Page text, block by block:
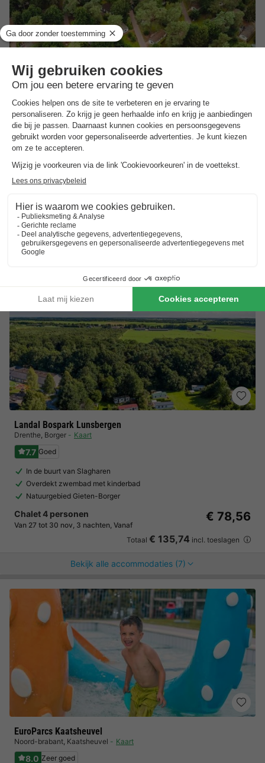
Landal Bospark De Schaapskooi
Gelderland,Wissel Kaart
7.3 Goed
Perfecte locatie midden in de Veluwse bossen
Rustig, autovrij en omringd door bomen
Chalet 4 personen
Van 27 tot 30 nov, 3 nachten, Vanaf
Totaal€ 153,14
Landal Bospark Lunsbergen
Drenthe, Borger Kaart
7.7 Goed
In de buurt van Slagharen
Overdekt zwembad met kinderbad
Natuurgebied Gieten-Borger
Chalet 4 personen
Van 27 tot 30 nov, 3 nachten, Vanaf
€ 78,56
Totaal € 135,74 incl. toeslagen
Bekijk alle accommodaties (7)
EuroParcs Kaatsheuvel
Noord-brabant, Kaatsheuvel Kaart
8.0 Zeer goed